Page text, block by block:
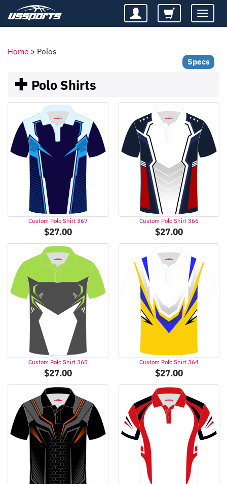
Toggle
Home > Polos
Specs
Polo Shirts
Custom Polo Shirt 367
$27.00
Custom Polo Shirt 366
$27.00
Custom Polo Shirt 365
$27.00
Custom Polo Shirt 364
$27.00